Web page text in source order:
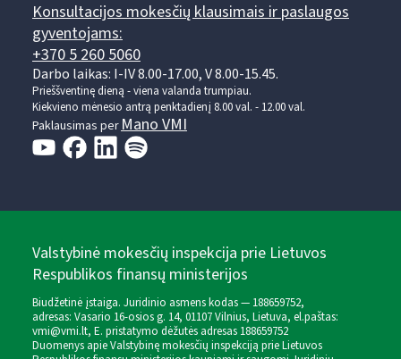
Konsultacijos mokesčių klausimais ir paslaugos
gyventojams:
+370 5 260 5060
Darbo laikas: I-IV 8.00-17.00, V 8.00-15.45.
Prieššventinę dieną - viena valanda trumpiau.
Kiekvieno mėnesio antrą penktadienį 8.00 val. - 12.00 val.
Paklausimas perMano VMI
Valstybinė mokesčių inspekcija prie Lietuvos
Respublikos finansų ministerijos
Biudžetinė įstaiga. Juridinio asmens kodas — 188659752,
adresas: Vasario 16-osios g. 14, 01107 Vilnius, Lietuva, el.paštas:
vmi@vmi.lt, E. pristatymo dėžutės adresas 188659752
Duomenys apie Valstybinę mokesčių inspekciją prie Lietuvos